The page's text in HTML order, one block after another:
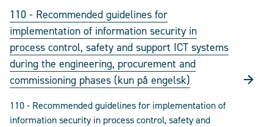
110 - Recommended guidelines for
implementation of information security in
process control, safety and support ICT systems
during the engineering, procurement and
commissioning phases (kun på engelsk)
110 - Recommended guidelines for implementation of
information security in process control, safety and